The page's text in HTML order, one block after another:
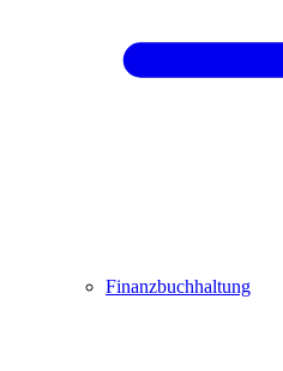
Finanzbuchhaltung